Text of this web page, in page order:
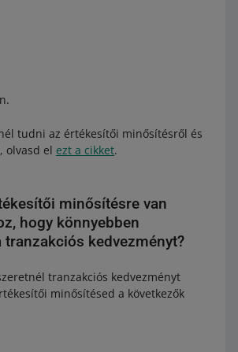
tudni az értékesítői minősítésről és
olvasd el ezt a cikket.
minősítésre van
hogy könnyebben
tranzakciós kedvezményt?
tranzakciós kedvezményt
minősítésed a következők